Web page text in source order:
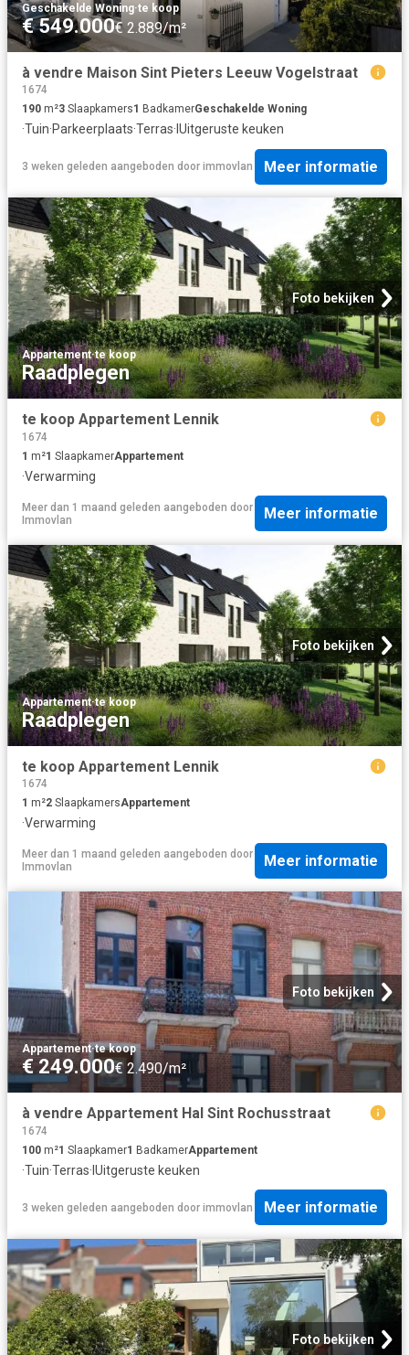
Geschakelde Woning·te koop
€ 549.000€ 2.889/m²
à vendre Maison Sint Pieters Leeuw Vogelstraat
1674
190 m²3 Slaapkamers1 BadkamerGeschakelde Woning
·Tuin·Parkeerplaats·Terras· IUitgeruste keuken
3 weken geleden aangeboden door immovlan Meer informatie
Foto bekijken
Appartement·te koop
Raadplegen
te koop Appartement Lennik
1674
1 m²1 SlaapkamerAppartement
·Verwarming
Meer dan 1 maand geleden aangeboden door
Immovlan
Meer informatie
Foto bekijken
Appartement·te koop
Raadplegen
te koop Appartement Lennik
1674
1 m²2 SlaapkamersAppartement
·Verwarming
Meer dan 1 maand geleden aangeboden door
Immovlan
Meer informatie
Foto bekijken
Appartement·te koop
€ 249.000€ 2.490/m²
à vendre Appartement Hal Sint Rochusstraat
1674
100 m²1 Slaapkamer1 BadkamerAppartement
·Tuin·Terras· IUitgeruste keuken
3 weken geleden aangeboden door immovlan Meer informatie
Foto bekijken